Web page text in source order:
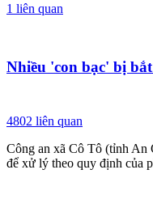
1 liên quan
Nhiều 'con bạc' bị
4802 liên quan
Công an xã Cô Tô (tỉnh An
để xử lý theo quy định của